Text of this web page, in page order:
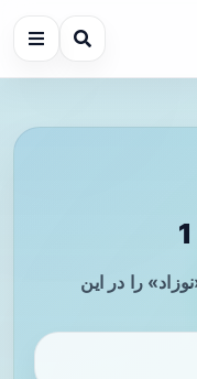
را در این